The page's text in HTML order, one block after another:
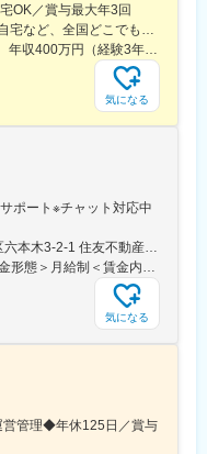
OK／賞与最大年3回
気になる
ポート※チャット対応中
気になる
営管理◆年休125日／賞与